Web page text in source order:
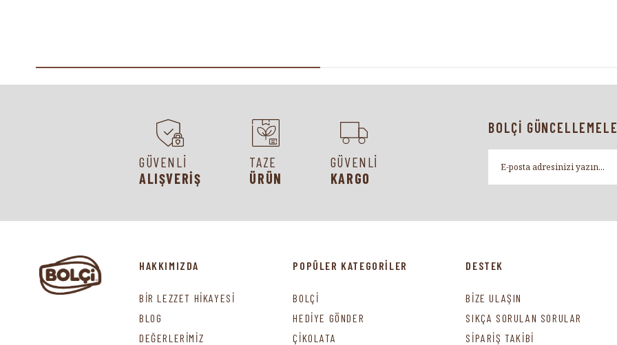
GÜVENLİ
ALIŞVERİŞ
TAZE
ÜRÜN
GÜVENLİ
KARGO
BOLÇİ
HAKKIMIZDA
BİR LEZZET HİKAYESİ
BLOG
DEĞERLERİMİZ
POPÜLER KATEGORİLER
BOLÇİ
HEDİYE GÖNDER
ÇİKOLATA
DESTEK
BİZE ULAŞIN
SIKÇA SORULAN SORULAR
SİPARİŞ TAKİBİ